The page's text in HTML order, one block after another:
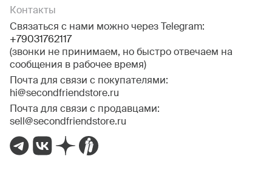
Контакты
Связаться с нами можно через Telegram:
+79031762117
(звонки не принимаем, но быстро отвечаем на
сообщения в рабочее время)
Почта для связи с покупателями:
hi@secondfriendstore.ru
Почта для связи с продавцами:
sell@secondfriendstore.ru